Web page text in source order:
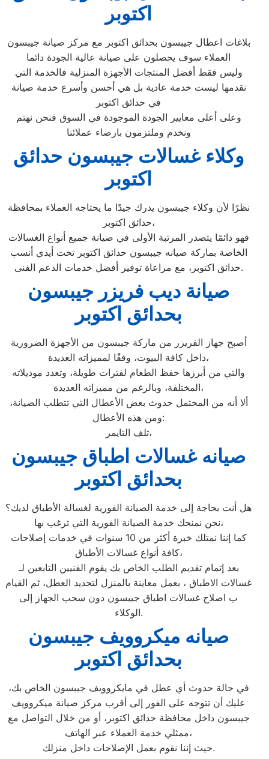
اكتوبر
بلاغات اعطال جيبسون بحدائق اكتوبر مع مركز صيانة جيبسون
العملاء سوف يحصلون على صيانة عالية الجودة دائما
وليس فقط أفضل المنتجات الأجهزة المنزلية فالخدمة التي
نقدمها ليست خدمة عادية بل هي أحسن وأسرع خدمة صيانة
في حدائق اكتوبر
وعلى أعلى معايير الجودة الموجودة في السوق فنحن نهتم
ونخدم وملتزمون بارضاء عملائنا
وكلاء غسالات جيبسون حدائق
اكتوبر
نظرًا لأن وكلاء جيبسون يدرك جيدًا ما يحتاجه العملاء بمحافظة
حدائق اكتوبر،
فهو دائمًا يتصدر المرتبة الأولى في صيانة جميع أنواع الغسالات
الخاصة بماركة صيانه جيبسون حدائق اكتوبر تحت أيدي أنسب
حدائق اكتوبر، مع مراعاة توفير أفضل خدمات الدعم الفنى.
صيانة ديب فريزر جيبسون
بحدائق اكتوبر
أصبح جهاز الفريزر من ماركة جيبسون من الأجهزة الضرورية
داخل كافة البيوت، وفقًا لمميزاته العديدة،
والتي من أبرزها حفظ الطعام لفترات طويلة، وتعدد موديلاته
المختلفة، وبالرغم من مميزاته العديدة،
ألا أنه من المحتمل حدوث بعض الأعطال التي تتطلب الصيانة،
ومن هذه الأعطال:
تلف التايمر،
صيانه غسالات اطباق جيبسون
بحدائق اكتوبر
هل أنت بحاجة إلى خدمة الصيانة الفورية لغسالة الأطباق لديك؟
نحن نمنحك خدمة الصيانة الفورية التي ترغب بها،
كما إننا نمتلك خبرة أكثر من 10 سنوات في خدمات إصلاحات
كافة أنواع غسالات الأطباق،
بعد إتمام تقديم الطلب الخاص بك يقوم الفنيين التابعين لـ
غسالات الاطباق ، بعمل معاينة بالمنزل لتحديد العطل، ثم القيام
ب اصلاح غسالات اطباق جيبسون دون سحب الجهاز إلى
الوكلاء.
صيانه ميكروويف جيبسون
بحدائق اكتوبر
في حالة حدوث أي عطل في مايكروويف جيبسون الخاص بك،
عليك أن تتوجه على الفور إلى أقرب مركز صيانة ميكروويف
جيبسون داخل محافظة حدائق اكتوبر، أو من خلال التواصل مع
ممثلي خدمة العملاء عبر الهاتف،
حيث إننا نقوم بعمل الإصلاحات داخل منزلك.